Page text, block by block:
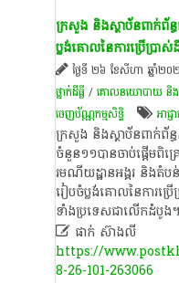
ក្រសួង និងស្ថាប័នពាក់ព័
ប្លង់គោលនៃការប្រើប្រាស់
ថ្ងៃទី ២៦ ខែសីហា ឆ្នាំ២០
ថ្នាក់ដីធ្លី/គោលនយោបាយ និង​ក
ចេញ​ប័ណ្ណកម្មសិទ្ធិ​
អាជ្
ក្រសួង និងស្ថាប័នពាក់
ចំនួន១១បានចាប់ផ្តើមពិ
រមណីយដ្ឋានអង្គរ និងតំ
រៀបចំប្លង់គោលនៃការប្
ទាំងប្រទេសជាលើកដំបូង។
ផាក់ ស៊ាងលី
https://
8-26-101-263066